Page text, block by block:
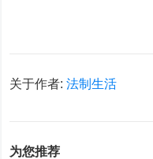
关于作者:法制生活
为您推荐